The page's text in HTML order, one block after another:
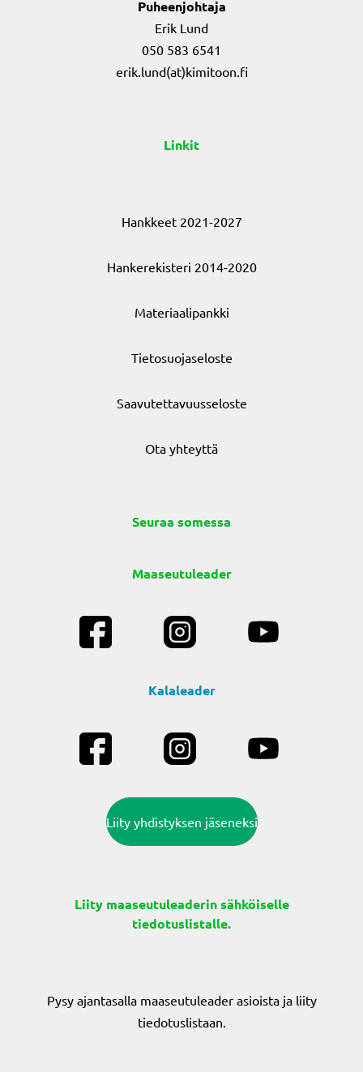
Puheenjohtaja
Erik Lund
050 583 6541
erik.lund(at)kimitoon.fi
Linkit
Hankkeet 2021-2027
Hankerekisteri 2014-2020
Materiaalipankki
Tietosuojaseloste
Saavutettavuusseloste
Ota yhteyttä
Seuraa somessa
Maaseutuleader
Kalaleader
Liity yhdistyksen jäseneksi
Liity maaseutuleaderin sähköiselle
tiedotuslistalle.
Pysy ajantasalla maaseutuleader asioista ja liity
tiedotuslistaan.